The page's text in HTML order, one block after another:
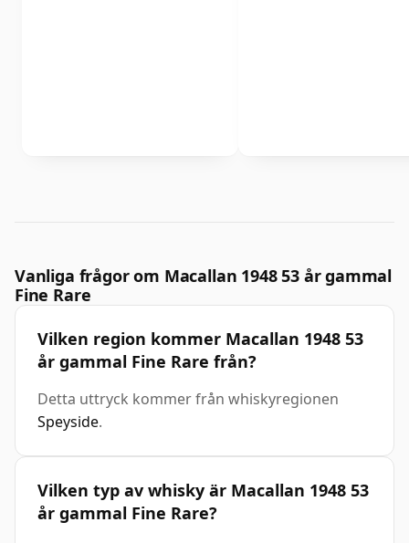
Vanliga frågor om Macallan 1948 53 år gammal
Fine Rare
Vilken region kommer Macallan 1948 53
år gammal Fine Rare från?
Detta uttryck kommer från whiskyregionen
Speyside.
Vilken typ av whisky är Macallan 1948 53
år gammal Fine Rare?